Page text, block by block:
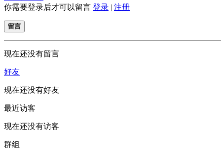
你需要登录后才可以留言 登录 | 注册
留言
现在还没有留言
好友
现在还没有好友
最近访客
现在还没有访客
群组